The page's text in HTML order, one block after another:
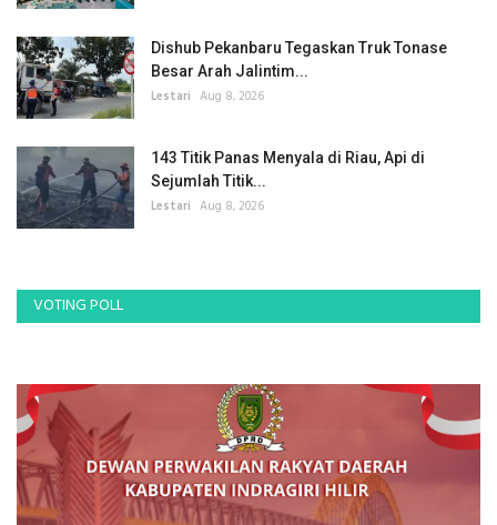
Dishub Pekanbaru Tegaskan Truk Tonase
Besar Arah Jalintim...
Lestari Aug 8, 2026
143 Titik Panas Menyala di Riau, Api di
Sejumlah Titik...
Lestari Aug 8, 2026
VOTING POLL